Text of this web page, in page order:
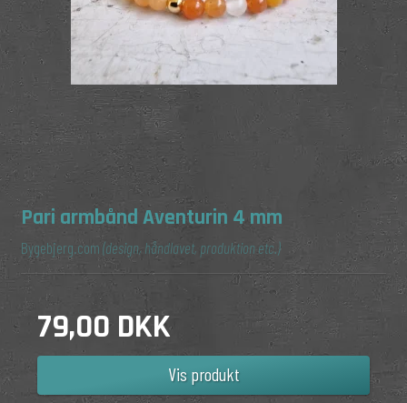
Pari armbånd Aventurin 4 mm
Bygebjerg.com(design, håndlavet, produktion etc.)
79,00 DKK
Vis produkt